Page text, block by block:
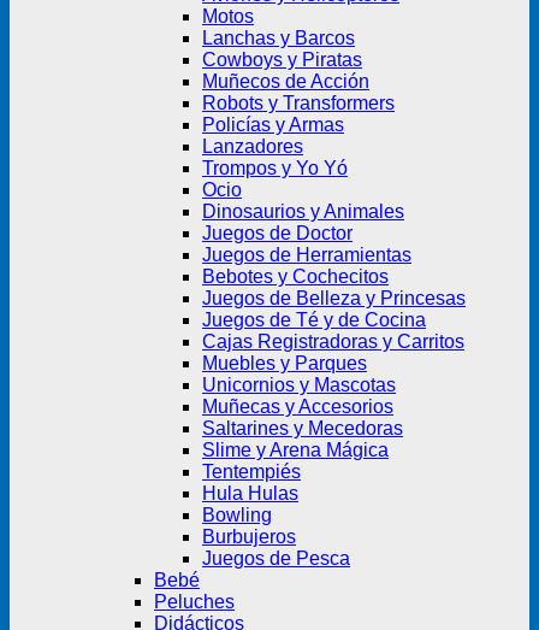
Motos
Lanchas y Barcos
Cowboys y Piratas
Muñecos de Acción
Robots y Transformers
Policías y Armas
Lanzadores
Trompos y Yo Yó
Ocio
Dinosaurios y Animales
Juegos de Doctor
Juegos de Herramientas
Bebotes y Cochecitos
Juegos de Belleza y Princesas
Juegos de Té y de Cocina
Cajas Registradoras y Carritos
Muebles y Parques
Unicornios y Mascotas
Muñecas y Accesorios
Saltarines y Mecedoras
Slime y Arena Mágica
Tentempiés
Hula Hulas
Bowling
Burbujeros
Juegos de Pesca
Bebé
Peluches
Didácticos